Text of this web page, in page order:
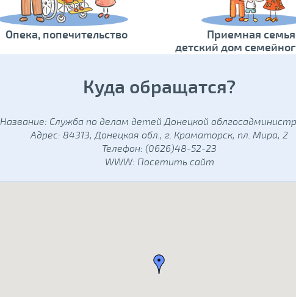
Опека, попечительство
Приемная
детский дом
Куда обращатся?
Название: Служба по делам детей Донецкой
Адрес: 84313, Донецкая обл., г. Краматорск, пл. Мира, 2
Телефон: (0626)48-52-23
WWW: Посетить сайт